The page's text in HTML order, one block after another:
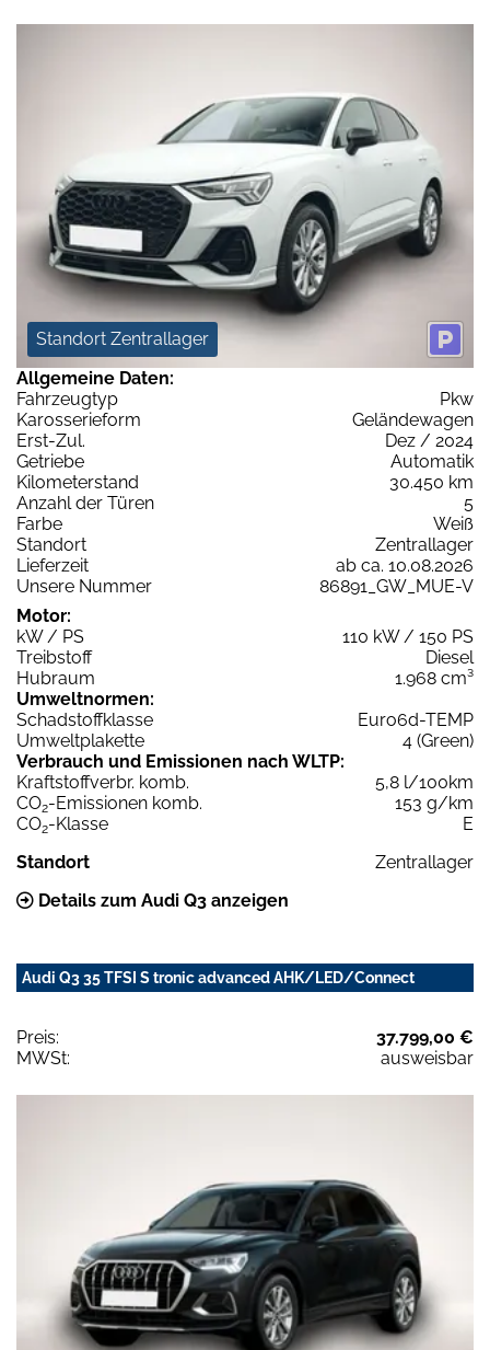
Standort Zentrallager
Allgemeine Daten:
Fahrzeugtyp
Pkw
Karosserieform
Geländewagen
Erst-Zul.
Dez / 2024
Getriebe
Automatik
Kilometerstand
30.450 km
Anzahl der Türen
5
Farbe
Weiß
Standort
Zentrallager
Lieferzeit
ab ca. 10.08.2026
Unsere Nummer
86891_GW_MUE-V
Motor:
kW / PS
110 kW / 150 PS
Treibstoff
Diesel
Hubraum
1.968 cm³
Umweltnormen:
Schadstoffklasse
Euro6d-TEMP
Umweltplakette
4 (Green)
Verbrauch und Emissionen nach WLTP:
Kraftstoffverbr. komb.
5,8 l/100km
CO2-Emissionen komb.
153 g/km
CO2-Klasse
E
Standort
Zentrallager
Details zum Audi Q3 anzeigen
Audi Q3 35 TFSI S tronic advanced AHK/LED/Connect
Preis:
37.799,00 €
MWSt:
ausweisbar